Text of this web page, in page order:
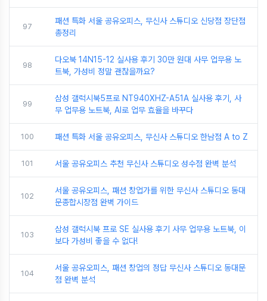
97
패션 특화 서울 공유오피스, 무신사 스튜디오 신당점 장단점
총정리
98
다오북 14N15-12 실사용 후기 30만 원대 사무 업무용 노
트북, 가성비 정말 괜찮을까요?
99
삼성 갤럭시북5프로 NT940XHZ-A51A 실사용 후기, 사
무 업무용 노트북, AI로 업무 효율을 바꾸다
100 패션 특화 서울 공유오피스, 무신사 스튜디오 한남점 A to Z
101 서울 공유오피스 추천 무신사 스튜디오 성수점 완벽 분석
102
서울 공유오피스, 패션 창업가를 위한 무신사 스튜디오 동대
문종합시장점 완벽 가이드
103
삼성 갤럭시북 프로 SE 실사용 후기 사무 업무용 노트북, 이
보다 가성비 좋을 수 없다!
104
서울 공유오피스, 패션 창업의 정답 무신사 스튜디오 동대문
점 완벽 분석